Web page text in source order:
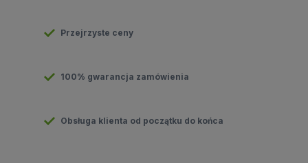
Przejrzyste ceny
100% gwarancja zamówienia
Obsługa klienta od początku do końca